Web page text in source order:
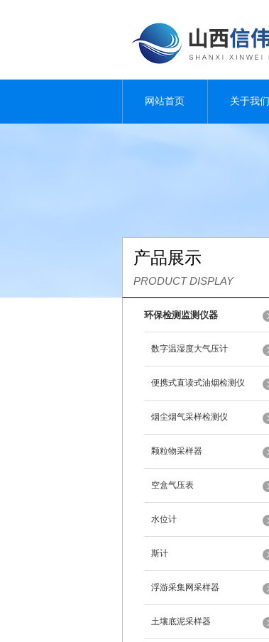
网站首页 关于我们
产品展示
PRODUCT DISPLAY
环保检测监测仪器
数字温湿度大气压计
便携式直读式油烟检测仪
烟尘烟气采样检测仪
颗粒物采样器
空盒气压表
水位计
斯计
浮游采集网采样器
土壤底泥采样器